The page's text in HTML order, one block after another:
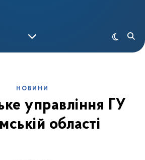
НОВИНИ
управління ГУ
області